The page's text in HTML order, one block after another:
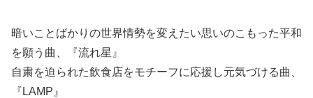
暗いことばかりの世界情勢を変えたい思いのこもった平和
を願う曲、『流れ星』
自粛を迫られた飲食店をモチーフに応援し元気づける曲、
『LAMP』